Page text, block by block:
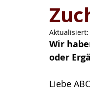
Aktualisiert:
Wir
oder
Liebe